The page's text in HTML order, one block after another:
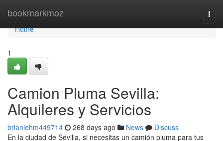
bookmarkmoz
Home
Home
1
Camion Pluma Sevilla:
Alquileres y Servicios
brianiehm449714 268 days ago News
Discuss
En la ciudad de Sevilla, si necesitas un camión pluma para tus